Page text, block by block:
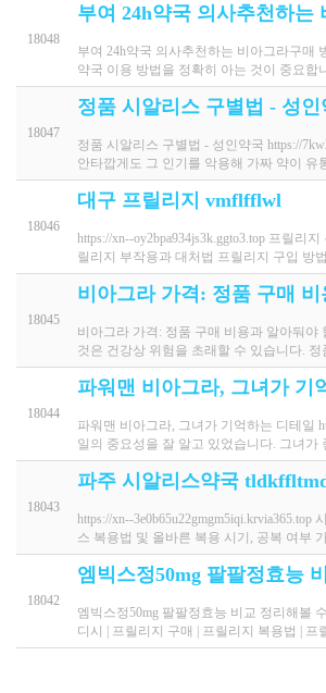
18048
부여 24h약국 의사추천하
부여 24h약국 의사추천하는 비아그라구매
약국 이용 방법을 정확히 아는 것이 중요
18047
정품 시알리스 구별법 - 성인
정품 시알리스 구별법 - 성인약국 https://
안타깝게도 그 인기를 악용해 가짜 약이
18046
대구 프릴리지 vmflfflwl
https://xn--oy2bpa934js3k.ggto3.top 프릴
릴리지 부작용과 대처법 프릴리지 구입 방
18045
비아그라 가격: 정품 구매
비아그라 가격: 정품 구매 비용과 알아둬야
것은 건강상 위험을 초래할 수 있습니다.
18044
파워맨 비아그라, 그녀가 기
파워맨 비아그라, 그녀가 기억하는 디테일
일의 중요성을 잘 알고 있었습니다. 그녀
18043
파주 시알리스약국
https://xn--
스 복용법 및 올바른 복용 시기, 공복 여부
18042
엠빅스정50mg 팔팔정효능
엠빅스정50mg 팔팔정효능 비교 정리해볼
디시 | 프릴리지 구매 | 프릴리지 복용법 |